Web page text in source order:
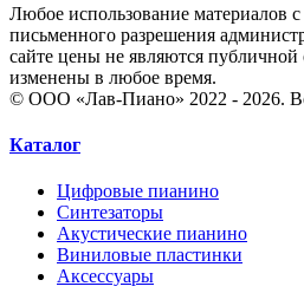
Любое использование материалов с
письменного разрешения
сайте цены не являются
изменены в любое время.
© ООО «Лав-Пиано» 2022 - 2026.
Каталог
Цифровые пианино
Синтезаторы
Акустические пианино
Виниловые пластинки
Аксессуары